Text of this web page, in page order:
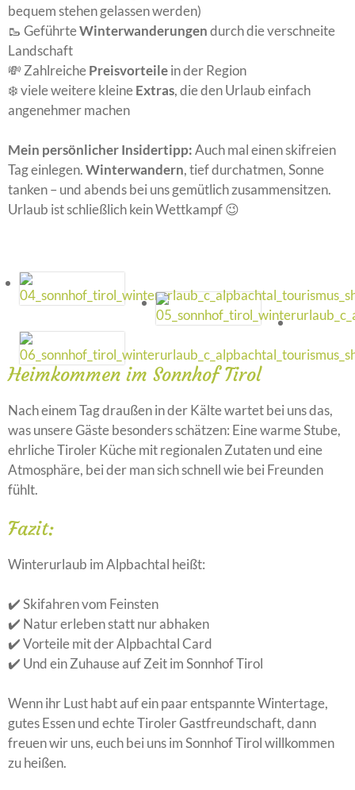
bequem stehen gelassen werden)
🥾 GeführteWinterwanderungendurch die verschneite
Landschaft
💸 ZahlreichePreisvorteilein der Region
❄️ viele weitere kleineExtras, die den Urlaub einfach
angenehmer machen
Mein persönlicher Insidertipp:Auch mal einen skifreien
Tag einlegen.Winterwandern, tief durchatmen, Sonne
tanken – und abends bei uns gemütlich zusammensitzen.
Urlaub ist schließlich kein Wettkampf 😉
Heimkommen im Sonnhof Tirol
Nach einem Tag draußen in der Kälte wartet bei uns das,
was unsere Gäste besonders schätzen: Eine warme Stube,
ehrliche Tiroler Küche mit regionalen Zutaten und eine
Atmosphäre, bei der man sich schnell wie bei Freunden
fühlt.
Fazit:
Winterurlaub im Alpbachtal heißt:
✔️ Skifahren vom Feinsten
✔️ Natur erleben statt nur abhaken
✔️ Vorteile mit der Alpbachtal Card
✔️ Und ein Zuhause auf Zeit im Sonnhof Tirol
Wenn ihr Lust habt auf ein paar entspannte Wintertage,
gutes Essen und echte Tiroler Gastfreundschaft, dann
freuen wir uns, euch bei uns im Sonnhof Tirol willkommen
zu heißen.